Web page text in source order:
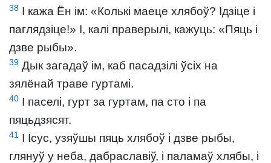
38 І кажа Ён ім: «Колькі маеце хлябоў? Ідзіце і
паглядзіце!» І, калі праверылі, кажуць: «Пяць і
дзве рыбы».
39 Дык загадаў ім, каб пасадзілі ўсіх на
зялёнай траве гуртамі.
40 І паселі, гурт за гуртам, па сто і па
пяцьдзясят.
41 І Ісус, узяўшы пяць хлябоў і дзве рыбы,
глянуў у неба, дабраславіў, і паламаў хлябы, і